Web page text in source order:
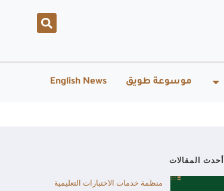
موسوعة طويق English News
أحدث المقالات
منظمة خدمات الاختبارات التعليمية